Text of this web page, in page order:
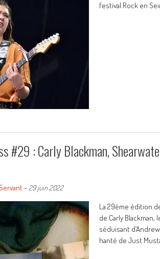
festival Rock en
#29 : Carly Blackman,
- 29 juin 2022
La 29ème édition
de Carly
séduisant
hanté de Just